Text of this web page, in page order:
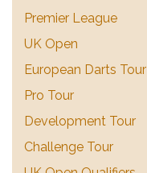
Premier League
UK Open
European Darts Tour
Pro Tour
Development Tour
Challenge Tour